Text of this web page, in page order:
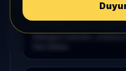
Serbestaçılış